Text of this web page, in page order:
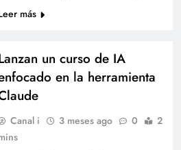
más
un curso de IA
en la herramienta
Canal i 3 meses ago 0
2